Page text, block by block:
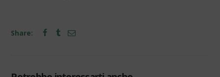
Share: